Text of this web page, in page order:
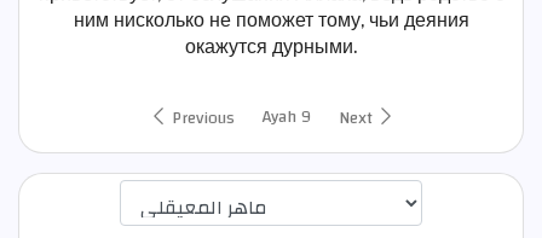
ним нисколько не поможет тому, чьи деяния
окажутся дурными.
Previous Ayah 9 Next
اختيار قارئ الآية